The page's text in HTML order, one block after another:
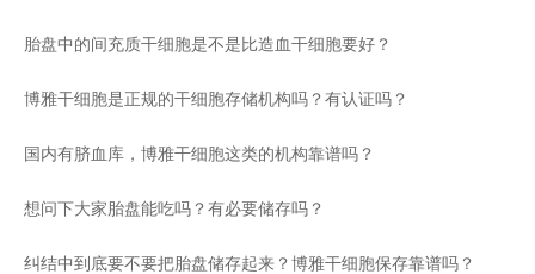
胎盘中的间充质干细胞是不是比造血干细胞要好？
博雅干细胞是正规的干细胞存储机构吗？有认证吗？
国内有脐血库，博雅干细胞这类的机构靠谱吗？
想问下大家胎盘能吃吗？有必要储存吗？
纠结中到底要不要把胎盘储存起来？博雅干细胞保存靠谱吗？